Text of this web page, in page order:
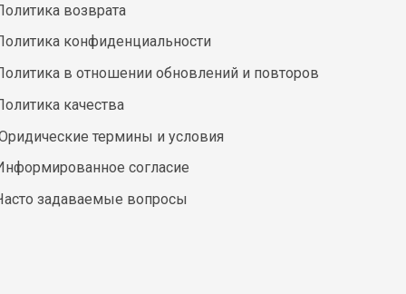
возврата
конфиденциальности
в отношении обновлений и повторов
качества
термины и условия
согласие
задаваемые вопросы